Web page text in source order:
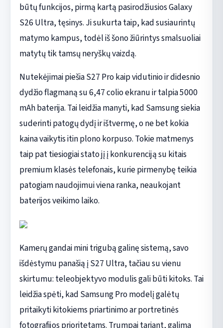
būtų funkcijos, pirmą kartą pasirodžiusios Galaxy
S26 Ultra, tęsinys. Ji sukurta taip, kad susiaurintų
matymo kampus, todėl iš šono žiūrintys smalsuoliai
matytų tik tamsų neryškų vaizdą.
Nutekėjimai piešia S27 Pro kaip vidutinio ir didesnio
dydžio flagmaną su 6,47 colio ekranu ir talpia 5000
mAh baterija. Tai leidžia manyti, kad Samsung siekia
suderinti patogų dydį ir ištvermę, o ne bet kokia
kaina vaikytis itin plono korpuso. Tokie matmenys
taip pat tiesiogiai stato jį į konkurenciją su kitais
premium klasės telefonais, kurie pirmenybę teikia
patogiam naudojimui viena ranka, neaukojant
baterijos veikimo laiko.
Kamerų gandai mini trigubą galinę sistemą, savo
išdėstymu panašią į S27 Ultra, tačiau su vienu
skirtumu: teleobjektyvo modulis gali būti kitoks. Tai
leidžia spėti, kad Samsung Pro modelį galėtų
pritaikyti kitokiems priartinimo ar portretinės
fotografijos prioritetams. Trumpai tariant, galima